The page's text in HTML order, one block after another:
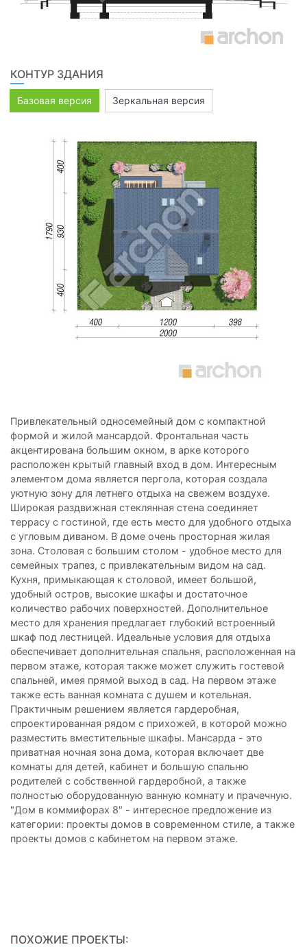
КОНТУР ЗДАНИЯ
Базовая версия Зеркальная версия
Привлекательный односемейный дом с компактной
формой и жилой мансардой. Фронтальная часть
акцентирована большим окном, в арке которого
расположен крытый главный вход в дом. Интересным
элементом дома является пергола, которая создала
уютную зону для летнего отдыха на свежем воздухе.
Широкая раздвижная стеклянная стена соединяет
террасу с гостиной, где есть место для удобного отдыха
с угловым диваном. В доме очень просторная жилая
зона. Столовая с большим столом - удобное место для
семейных трапез, с привлекательным видом на сад.
Кухня, примыкающая к столовой, имеет большой,
удобный остров, высокие шкафы и достаточное
количество рабочих поверхностей. Дополнительное
место для хранения предлагает глубокий встроенный
шкаф под лестницей. Идеальные условия для отдыха
обеспечивает дополнительная спальня, расположенная на
первом этаже, которая также может служить гостевой
спальней, имея прямой выход в сад. На первом этаже
также есть ванная комната с душем и котельная.
Практичным решением является гардеробная,
спроектированная рядом с прихожей, в которой можно
разместить вместительные шкафы. Мансарда - это
приватная ночная зона дома, которая включает две
комнаты для детей, кабинет и большую спальню
родителей с собственной гардеробной, а также
полностью оборудованную ванную комнату и прачечную.
"Дом в коммифорах 8" - интересное предложение из
категории: проекты домов в современном стиле, а также
проекты домов с кабинетом на первом этаже.
ПОХОЖИЕ ПРОЕКТЫ: